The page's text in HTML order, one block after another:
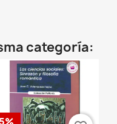
categoría: